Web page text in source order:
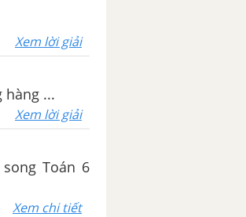
Xem lời giải
...
Xem lời giải
Toán 6
Xem chi tiết